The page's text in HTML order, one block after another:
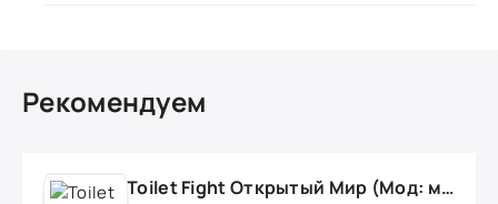
Рекомендуем
Toilet Fight Открытый Мир (Мод: много чипов, денег, все открыто, бессмертие, урон, 50+ читов)